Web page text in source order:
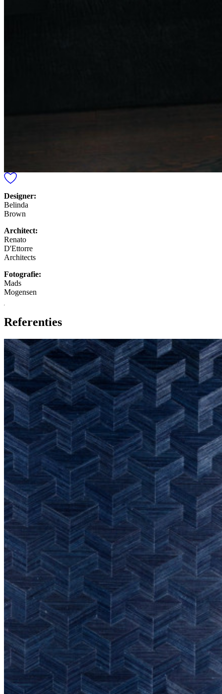
Designer:
Belinda
Brown
Architect:
Renato
D'Ettorre
Architects
Fotografie:
Mads
Mogensen
Referenties